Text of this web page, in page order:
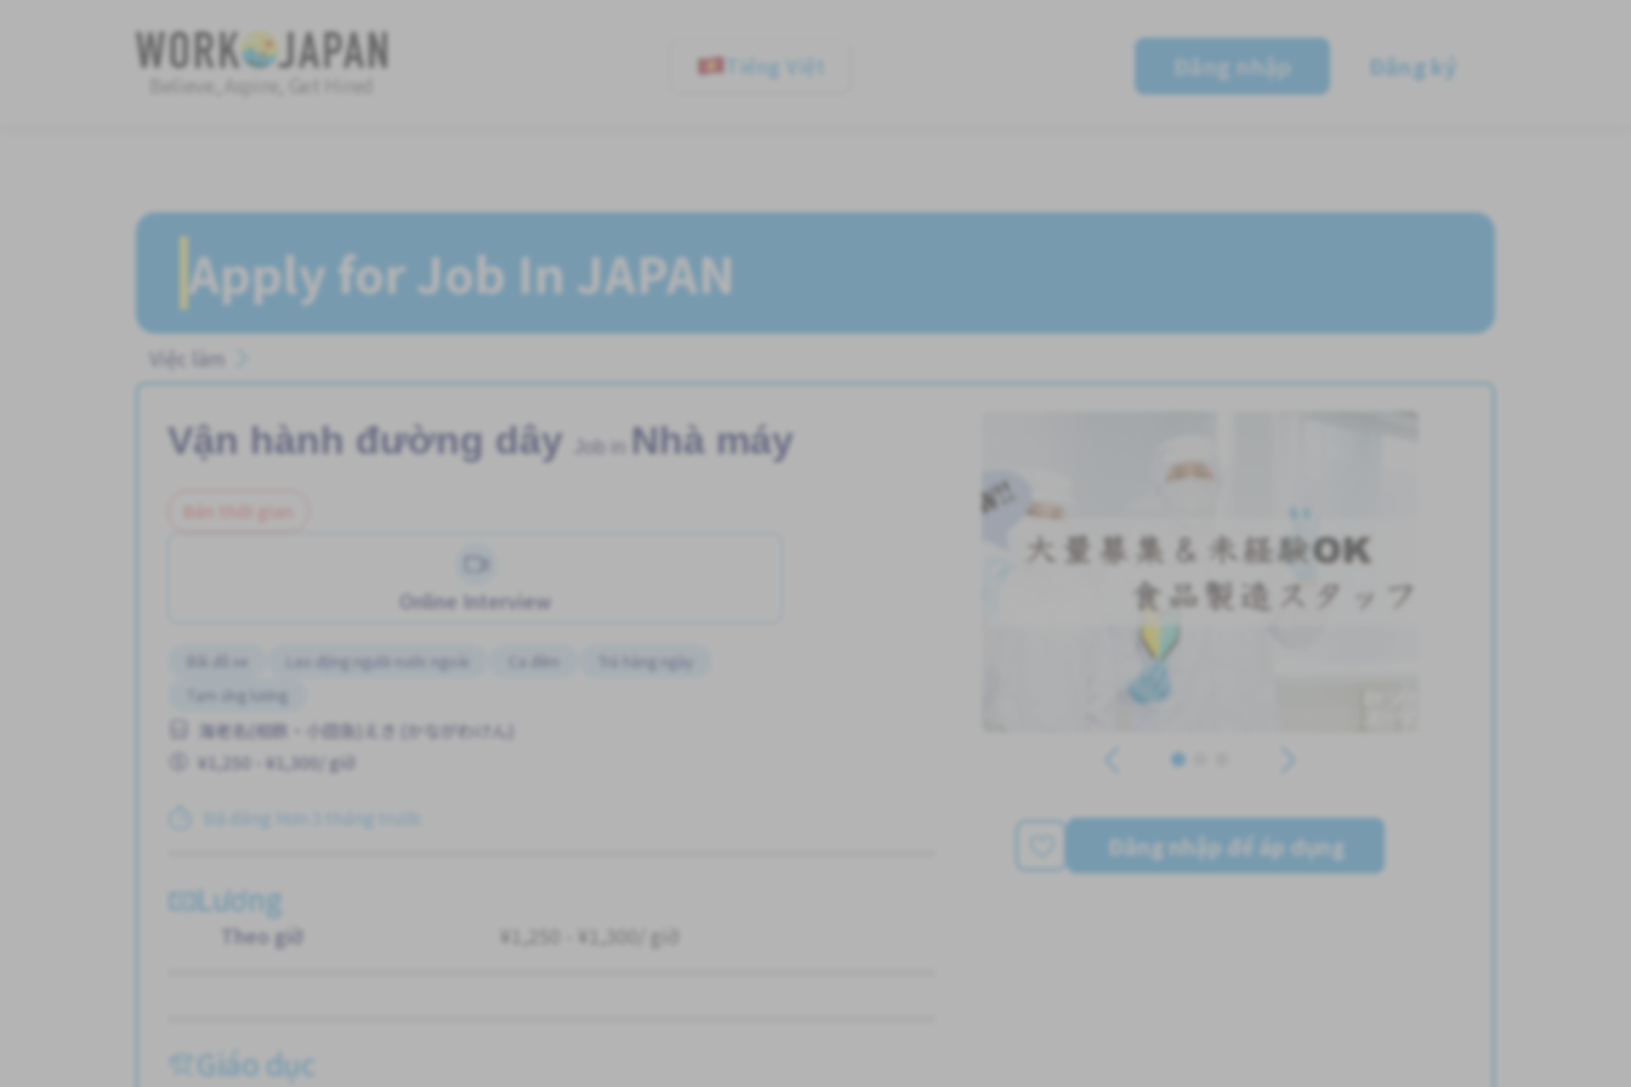
Believe, Aspire, Get Hired
Tiếng Việt Đăng nhập Đăng ký
Apply for Job In JAPAN
Việc làm
Vận hành đường dây Nhà máy
Online Interview
Lao động người nước ngoài
Trả hàng ngày
Tạm ứng lương
海老名(相鉄・小田急)えき (かながわけん)
¥1,250 - ¥1,300/ giờ
Đã đăng Hơn 3 tháng trước
Lương
Theo giờ ¥1,250 - ¥1,300/ giờ
Giáo dục
Đăng nhập để áp dụng